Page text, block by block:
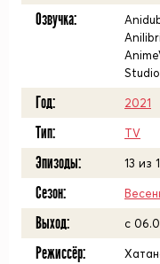
Озвучка:
Год: 2021
Тип: TV
Эпизоды: 13 из
Сезон:
Выход: c
Режиссёр: